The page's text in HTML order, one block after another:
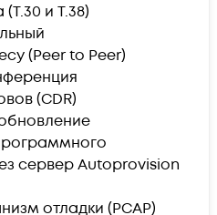
и T.38)
(Peer to Peer)
(CDR)
сервер Autoprovision
отладки (PCAP)